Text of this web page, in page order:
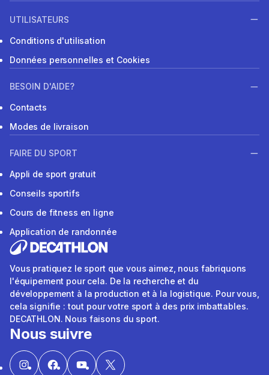
UTILISATEURS
Conditions d'utilisation
Données personnelles et Cookies
BESOIN D'AIDE?
Contacts
Modes de livraison
FAIRE DU SPORT
Appli de sport gratuit
Conseils sportifs
Cours de fitness en ligne
Application de randonnée
Vous pratiquez le sport que vous aimez, nous fabriquons
l'équipement pour cela. De la recherche et du
développement à la production et à la logistique. Pour vous,
cela signifie : tout pour votre sport à des prix imbattables.
DECATHLON. Nous faisons du sport.
Nous suivre